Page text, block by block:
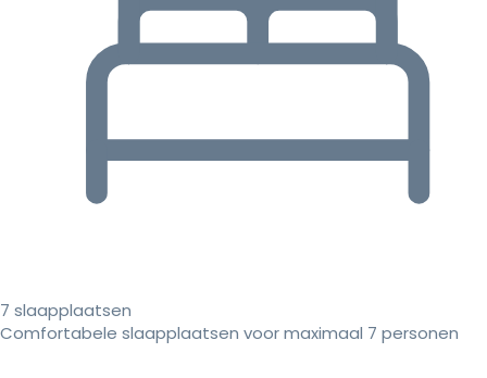
7 slaapplaatsen
Comfortabele slaapplaatsen voor maximaal 7 personen